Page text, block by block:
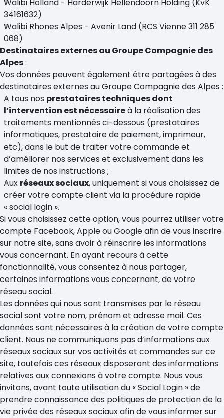
34161632)
Walibi Rhones Alpes - Avenir Land (RCS Vienne 311 285
068)
Destinataires externes au Groupe Compagnie des
Alpes:
Vos données peuvent également être partagées à des
destinataires externes au Groupe Compagnie des Alpes :
A tous nos prestataires techniques dont
l’intervention est nécessaireà la réalisation des
traitements mentionnés ci-dessous (prestataires
informatiques, prestataire de paiement, imprimeur,
etc), dans le but de traiter votre commande et
d’améliorer nos services et exclusivement dans les
limites de nos instructions ;
Aux réseaux sociaux, uniquement si vous choisissez de
créer votre compte client via la procédure rapide
« social login ».
Si vous choisissez cette option, vous pourrez utiliser votre
compte Facebook, Apple ou Google afin de vous inscrire
sur notre site, sans avoir à réinscrire les informations
vous concernant. En ayant recours à cette
fonctionnalité, vous consentez à nous partager,
certaines informations vous concernant, de votre
réseau social.
Les données qui nous sont transmises par le réseau
social sont votre nom, prénom et adresse mail. Ces
données sont nécessaires à la création de votre compte
client. Nous ne communiquons pas d’informations aux
réseaux sociaux sur vos activités et commandes sur ce
site, toutefois ces réseaux disposeront des informations
relatives aux connexions à votre compte. Nous vous
invitons, avant toute utilisation du « Social Login » de
prendre connaissance des politiques de protection de la
vie privée des réseaux sociaux afin de vous informer sur